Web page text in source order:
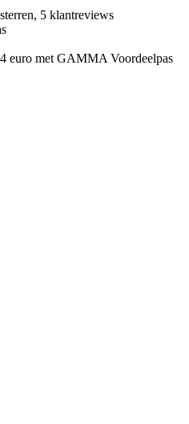
5 klantreviews
euro met GAMMA Voordeelpas